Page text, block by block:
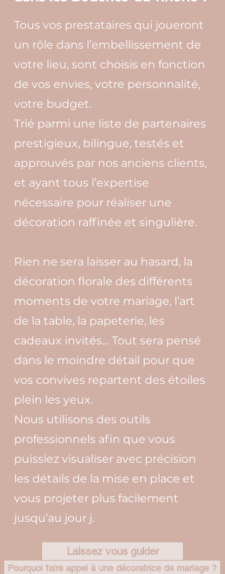
Tous vos prestataires qui joueront
un rôle dans l’embellissement de
votre lieu, sont choisis en fonction
de vos envies, votre personnalité,
votre budget.
Trié parmi une liste de partenaires
prestigieux, bilingue, testés et
approuvés par nos anciens clients,
et ayant tous l’expertise
nécessaire pour réaliser une
décoration raffinée et singulière.
Rien ne sera laisser au hasard, la
décoration florale des différents
moments de votre mariage, l’art
de la table, la papeterie, les
cadeaux invités… Tout sera pensé
dans le moindre détail pour que
vos convives repartent des étoiles
plein les yeux.
Nous utilisons des outils
professionnels afin que vous
puissiez visualiser avec précision
les détails de la mise en place et
vous projeter plus facilement
jusqu’au jour j.
Laissez vous guider
Pourquoi faire appel à une décoratrice de mariage ?